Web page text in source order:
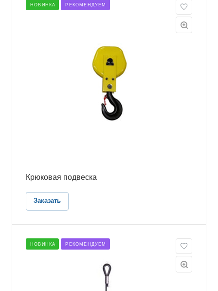
НОВИНКА РЕКОМЕНДУЕМ
Крюковая подвеска
Заказать
НОВИНКА РЕКОМЕНДУЕМ